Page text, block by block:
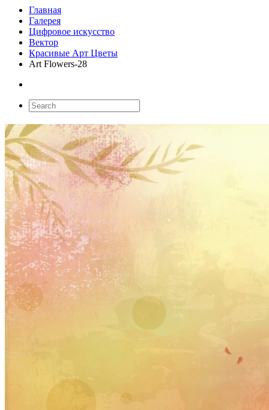
Главная
Галерея
Цифровое искусство
Вектор
Красивые Арт Цветы
Art Flowers-28